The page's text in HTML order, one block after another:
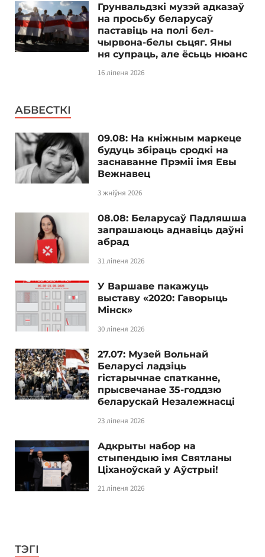
Грунвальдзкі музэй адказаў
на просьбу беларусаў
паставіць на полі бел-
чырвона-белы сьцяг. Яны
ня супраць, але ёсьць нюанс
16 ліпеня 2026
АБВЕСТКІ
09.08: На кніжным маркеце
будуць збіраць сродкі на
заснаванне Прэміі імя Евы
Вежнавец
3 жніўня 2026
08.08: Беларусаў Падляшша
запрашаюць аднавіць даўні
абрад
31 ліпеня 2026
У Варшаве пакажуць
выставу «2020: Гаворыць
Мінск»
30 ліпеня 2026
27.07: Музей Вольнай
Беларусі ладзіць
гістарычнае спатканне,
прысвечанае 35-годдзю
беларускай Незалежнасці
23 ліпеня 2026
Адкрыты набор на
стыпендыю імя Святланы
Ціханоўскай у Аўстрыі!
21 ліпеня 2026
ТЭГІ